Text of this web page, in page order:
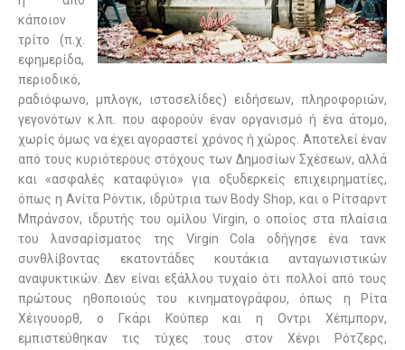
κάποιον
τρίτο (π.χ.
εφημερίδα,
περιοδικό,
ραδιόφωνο, μπλογκ, ιστοσελίδες) ειδήσεων, πληροφοριών,
γεγονότων κ.λπ. που αφορούν έναν οργανισμό ή ένα άτομο,
χωρίς όμως να έχει αγοραστεί χρόνος ή χώρος. Αποτελεί έναν
από τους κυριότερους στόχους των Δημοσίων Σχέσεων, αλλά
και «ασφαλές καταφύγιο» για οξυδερκείς επιχειρηματίες,
όπως η Ανίτα Ρόντικ, ιδρύτρια των Body Shop, και ο Ρίτσαρντ
Μπράνσον, ιδρυτής του ομίλου Virgin, ο οποίος στα πλαίσια
του λανσαρίσματος της Virgin Cola οδήγησε ένα τανκ
συνθλίβοντας εκατοντάδες κουτάκια ανταγωνιστικών
αναψυκτικών. Δεν είναι εξάλλου τυχαίο ότι πολλοί από τους
πρώτους ηθοποιούς του κινηματογράφου, όπως η Ρίτα
Χέιγουορθ, ο Γκάρι Κούπερ και η Οντρι Χέπμπορν,
εμπιστεύθηκαν τις τύχες τους στον Χένρι Ρότζερς,